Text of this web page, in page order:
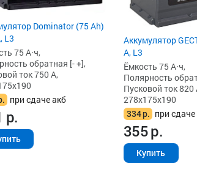
Dominator (75 Ah)
L3
75 А·ч,
обратная [- +],
ток 750 А,
при сдаче акб
р.
Аккумулятор
А, L3
Ёмкость 75 А·ч,
Полярность
Пусковой ток 820
278x175x190
334р. при сдаче
355р.
Купить